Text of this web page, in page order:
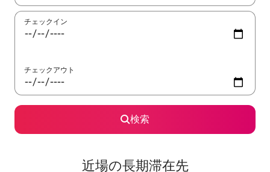
チェックイン
チェックアウト
検索
近場の長期滞在先